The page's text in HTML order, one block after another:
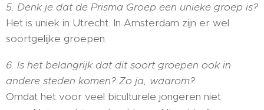
5. Denk je dat de Prisma Groep een unieke groep is?
Het is uniek in Utrecht. In Amsterdam zijn er wel
soortgelijke groepen.
6. Is het belangrijk dat dit soort groepen ook in
andere steden komen? Zo ja, waarom?
Omdat het voor veel biculturele jongeren niet